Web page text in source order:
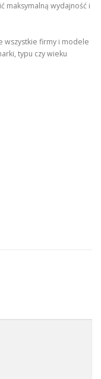
maksymalną wydajność i
wszystkie firmy i modele
typu czy wieku